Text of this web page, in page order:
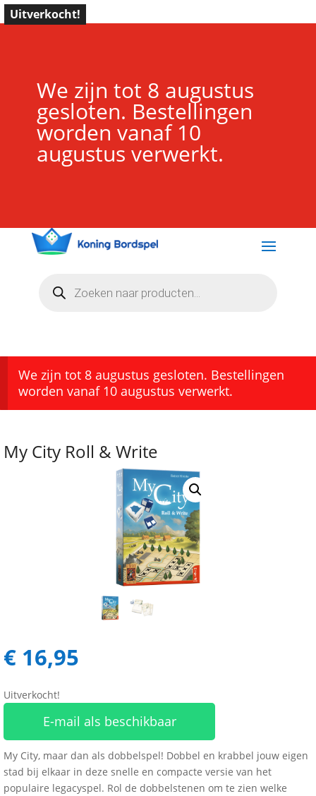
We zijn tot 8 augustus
gesloten. Bestellingen
worden vanaf 10
augustus verwerkt.
zoeken
We zijn tot 8 augustus gesloten. Bestellingen
worden vanaf 10 augustus verwerkt.
Uitverkocht!
My City Roll & Write
€ 16,95
Uitverkocht!
E-mail als beschikbaar
My City, maar dan als dobbelspel! Dobbel en krabbel jouw eigen
stad bij elkaar in deze snelle en compacte versie van het
populaire legacyspel. Rol de dobbelstenen om te zien welke